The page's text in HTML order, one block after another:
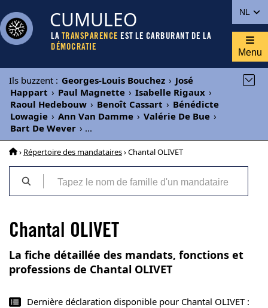
NL
CUMULEO
LA TRANSPARENCE EST LE CARBURANT DE LA
DÉMOCRATIE
Menu
Ils buzzent : Georges-Louis Bouchez › José
Happart › Paul Magnette › Isabelle Rigaux ›
Raoul Hedebouw › Benoît Cassart › Bénédicte
Lowagie › Ann Van Damme › Valérie De Bue ›
Bart De Wever › ...
› Répertoire des mandataires› Chantal OLIVET
Chantal OLIVET
La fiche détaillée des mandats, fonctions et
professions de Chantal OLIVET
Dernière déclaration disponible pour Chantal OLIVET :